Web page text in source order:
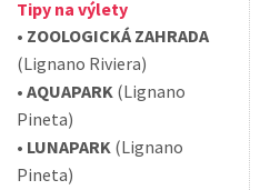
Tipy na výlety
• ZOOLOGICKÁ ZAHRADA
(Lignano Riviera)
• AQUAPARK (Lignano
Pineta)
• LUNAPARK (Lignano
Pineta)